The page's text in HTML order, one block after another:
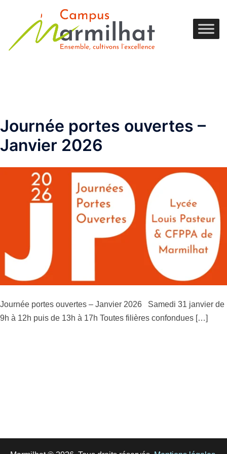
Journée portes ouvertes –
Janvier 2026
Journée portes ouvertes – Janvier 2026 Samedi 31 janvier de
9h à 12h puis de 13h à 17h Toutes filières confondues […]